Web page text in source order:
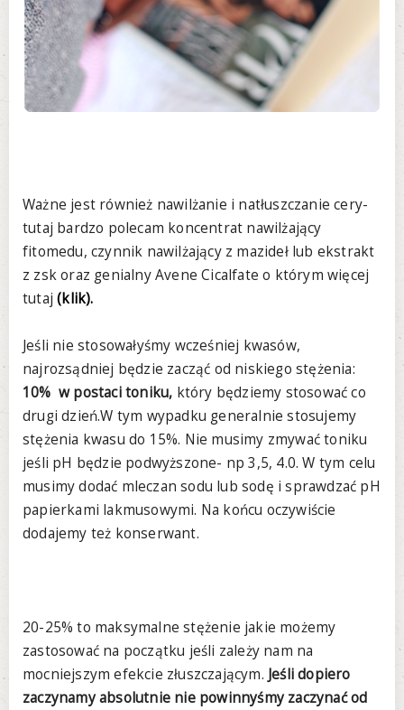
Ważne jest również nawilżanie i natłuszczanie cery-
tutaj bardzo polecam koncentrat nawilżający
fitomedu, czynnik nawilżający z mazideł lub ekstrakt
z zsk oraz genialny Avene Cicalfate o którym więcej
tutaj (klik).
Jeśli nie stosowałyśmy wcześniej kwasów,
najrozsądniej będzie zacząć od niskiego stężenia:
10% w postaci toniku, który będziemy stosować co
drugi dzień.W tym wypadku generalnie stosujemy
stężenia kwasu do 15%. Nie musimy zmywać toniku
jeśli pH będzie podwyższone- np 3,5, 4.0. W tym celu
musimy dodać mleczan sodu lub sodę i sprawdzać pH
papierkami lakmusowymi. Na końcu oczywiście
dodajemy też konserwant.
20-25% to maksymalne stężenie jakie możemy
zastosować na początku jeśli zależy nam na
mocniejszym efekcie złuszczającym. Jeśli dopiero
zaczynamy absolutnie nie powinnyśmy zaczynać od